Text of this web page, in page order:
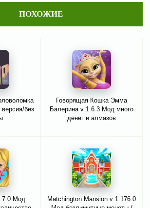
ПОХОЖИЕ
без
Говорящая Кошка Эмма
Балерина v 1.6.3 Мод много
денег и алмазов
Мод
Matchington Mansion v 1.176.0